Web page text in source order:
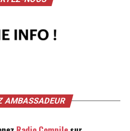
AMBASSADEUR